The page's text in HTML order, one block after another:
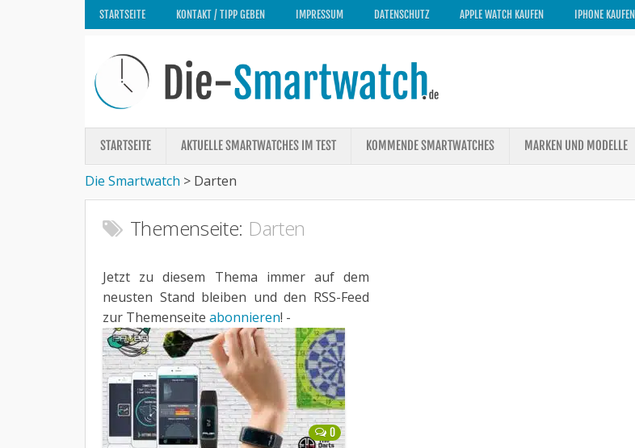
STARTSEITE KONTAKT / TIPP GEBEN IMPRESSUM DATENSCHUTZ APPLE WATCH KAUFEN IPHONE KAUFEN
STARTSEITE AKTUELLE SMARTWATCHES IM TEST KOMMENDE SMARTWATCHES MARKEN UND MODELLE
Die Smartwatch > Darten
Themenseite: Darten
Jetzt zu diesem Thema immer auf dem
neusten Stand bleiben und den RSS-Feed
zur Themenseite abonnieren! -
0